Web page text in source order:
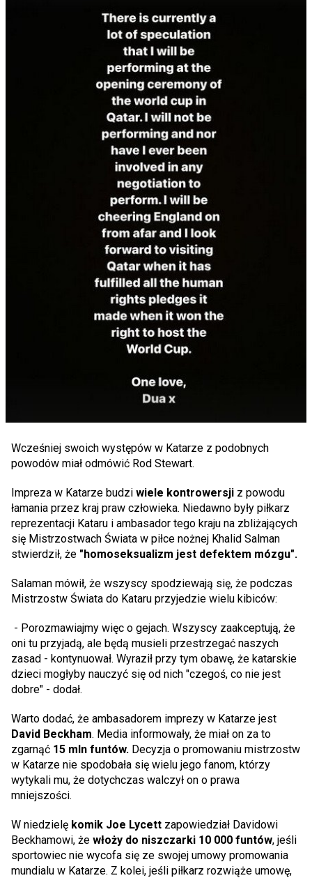
Wcześniej swoich występów w Katarze z podobnych
powodów miał odmówić Rod Stewart.
Impreza w Katarze budzi wiele kontrowersji z powodu
łamania przez kraj praw człowieka. Niedawno były piłkarz
reprezentacji Kataru i ambasador tego kraju na zbliżających
się Mistrzostwach Świata w piłce nożnej Khalid Salman
stwierdził, że "homoseksualizm jest defektem mózgu".
Salaman mówił, że wszyscy spodziewają się, że podczas
Mistrzostw Świata do Kataru przyjedzie wielu kibiców:
- Porozmawiajmy więc o gejach. Wszyscy zaakceptują, że
oni tu przyjadą, ale będą musieli przestrzegać naszych
zasad - kontynuował. Wyraził przy tym obawę, że katarskie
dzieci mogłyby nauczyć się od nich "czegoś, co nie jest
dobre" - dodał.
Warto dodać, że ambasadorem imprezy w Katarze jest
David Beckham. Media informowały, że miał on za to
zgarnąć 15 mln funtów. Decyzja o promowaniu mistrzostw
w Katarze nie spodobała się wielu jego fanom, którzy
wytykali mu, że dotychczas walczył on o prawa
mniejszości.
W niedzielę komik Joe Lycett zapowiedział Davidowi
Beckhamowi, że włoży do niszczarki 10 000 funtów, jeśli
sportowiec nie wycofa się ze swojej umowy promowania
mundialu w Katarze. Z kolei, jeśli piłkarz rozwiąże umowę,